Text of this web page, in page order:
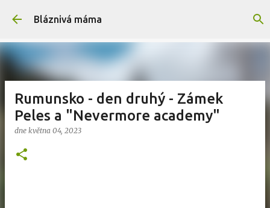
Přeskočit na hlavní obsah
Bláznivá máma
Rumunsko - den druhý - Zámek
Peles a "Nevermore academy"
dne května 04, 2023